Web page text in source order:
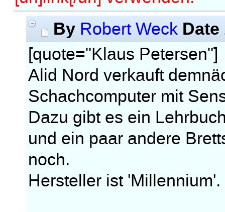
By Robert Weck Date
[quote="Klaus Petersen"]
Alid Nord verkauft
Schachcomputer mit
Dazu gibt es ein
und ein paar andere
noch.
Hersteller ist 'Millennium'.